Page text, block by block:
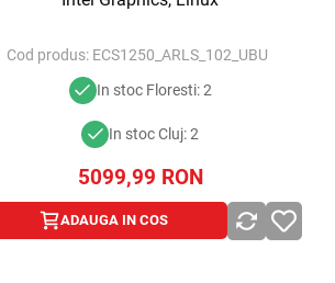
Cod produs: ECS1250_ARLS_102_UBU
In stoc Floresti: 2
In stoc Cluj: 2
5099,99 RON
ADAUGA IN COS